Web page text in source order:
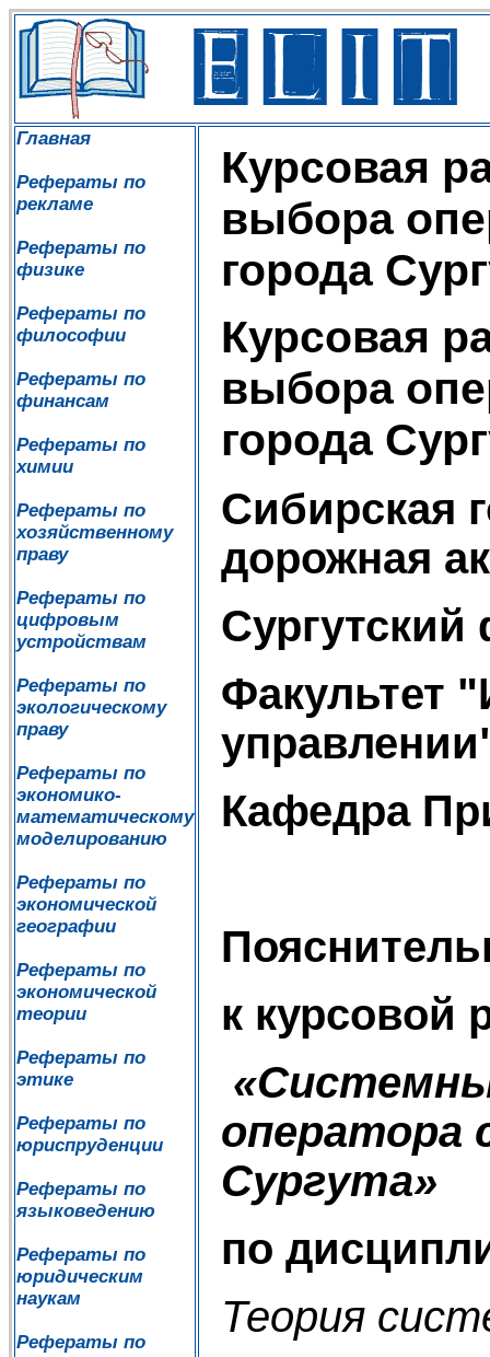
Главная
Рефераты по
рекламе
Рефераты по
физике
Рефераты по
философии
Рефераты по
финансам
Рефераты по
химии
Рефераты по
хозяйственному
праву
Рефераты по
цифровым
устройствам
Рефераты по
экологическому
праву
Рефераты по
экономико-
математическому
моделированию
Рефераты по
экономической
географии
Рефераты по
экономической
теории
Рефераты по
этике
Рефераты по
юриспруденции
Рефераты по
языковедению
Рефераты по
юридическим
наукам
Рефераты по
Курсовая
выбора
города
Курсовая
выбора
города
Сибирская
дорожная
Факультет
Кафедра
к курсовой
оператора
Сургута»
по
Теория